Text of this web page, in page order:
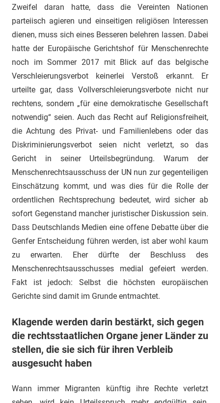
Zweifel daran hatte, dass die Vereinten Nationen
parteiisch agieren und einseitigen religiösen Interessen
dienen, muss sich eines Besseren belehren lassen. Dabei
hatte der Europäische Gerichtshof für Menschenrechte
noch im Sommer 2017 mit Blick auf das belgische
Verschleierungsverbot keinerlei Verstoß erkannt. Er
urteilte gar, dass Vollverschleierungsverbote nicht nur
rechtens, sondern „für eine demokratische Gesellschaft
notwendig“ seien. Auch das Recht auf Religionsfreiheit,
die Achtung des Privat- und Familienlebens oder das
Diskriminierungsverbot seien nicht verletzt, so das
Gericht in seiner Urteilsbegründung. Warum der
Menschenrechtsausschuss der UN nun zur gegenteiligen
Einschätzung kommt, und was dies für die Rolle der
ordentlichen Rechtsprechung bedeutet, wird sicher ab
sofort Gegenstand mancher juristischer Diskussion sein.
Dass Deutschlands Medien eine offene Debatte über die
Genfer Entscheidung führen werden, ist aber wohl kaum
zu erwarten. Eher dürfte der Beschluss des
Menschenrechtsausschusses medial gefeiert werden.
Fakt ist jedoch: Selbst die höchsten europäischen
Gerichte sind damit im Grunde entmachtet.
Klagende werden darin bestärkt, sich gegen
die rechtsstaatlichen Organe jener Länder zu
stellen, die sie sich für ihren Verbleib
ausgesucht haben
Wann immer Migranten künftig ihre Rechte verletzt